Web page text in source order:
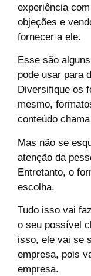
experiência
objeções e
fornecer a ele.
Esse são
pode usar para
Diversifique os
mesmo,
conteúdo
Mas não se
atenção da
Entretanto, o
escolha.
Tudo isso vai
o seu possível
isso, ele vai se
empresa, pois
empresa.